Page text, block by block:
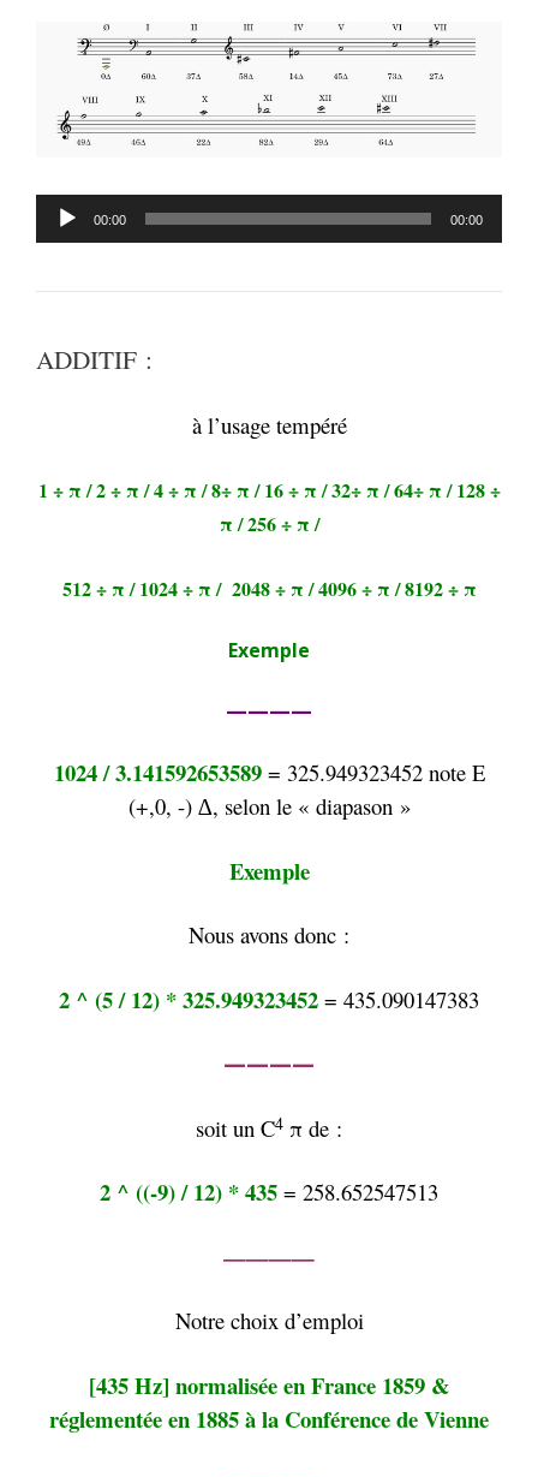
Reproductor
de
00:00 00:00
ADDITIF :
à l’usage tempéré
1 ÷ π/2 ÷ π/4 ÷ π/8÷ π/16 ÷ π/32÷ π/64÷ π/128 ÷
π/256 ÷ π/
512 ÷ π/1024 ÷ π/ 2048 ÷ π/4096 ÷ π/8192 ÷ π
Exemple
————
1024 / 3.141592653589= 325.949323452 note E
(+,0, -) ∆, selon le « diapason »
Exemple
Nous avons donc :
2 ^ (5 / 12) * 325.949323452 = 435.090147383
————
soit un C4 π de :
2 ^ ((-9) / 12) * 435 = 258.652547513
————
Notre choix d’emploi
[435 Hz] normalisée en France 1859 &
réglementée en 1885 à la Conférence de Vienne